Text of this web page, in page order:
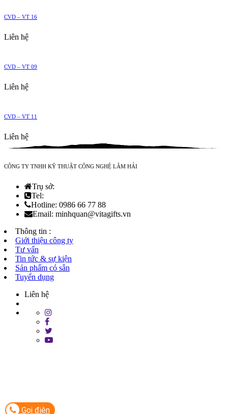
CVD – VT 16
Liên hệ
CVD – VT 09
Liên hệ
CVD – VT 11
Liên hệ
CÔNG TY TNHH KỸ THUẬT CÔNG NGHỆ LÂM HẢI
Trụ sở:
Tel:
Hotline: 0986 66 77 88
Email: minhquan@vitagifts.vn
Thông tin :
Giới thiệu công ty
Tư vấn
Tin tức & sự kiện
Sản phẩm có sẵn
Tuyển dụng
Liên hệ
Gọi điện